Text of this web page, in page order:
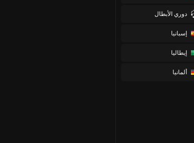
دوري الأبطال
إسبانيا
إيطاليا
ألمانيا